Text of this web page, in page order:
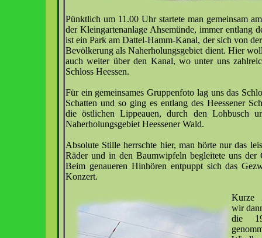
Pünktlich um 11.00 Uhr startete man gemeinsam
der Kleingartenanlage Ahsemünde, immer entlang
ist ein Park am Dattel-Hamm-Kanal, der sich von
Bevölkerung als Naherholungsgebiet dient. Hier
auch weiter über den Kanal, wo unter uns
Schloss Heessen.
Für ein gemeinsames Gruppenfoto lag uns das
Schatten und so ging es entlang des Heessener
die östlichen Lippeauen, durch den Lohbusch
Naherholungsgebiet Heessener Wald.
Absolute Stille herrschte hier, man hörte nur das
Räder und in den Baumwipfeln begleitete uns der
Beim genaueren Hinhören entpuppt sich das
Konzert.
Kurze
wir
die